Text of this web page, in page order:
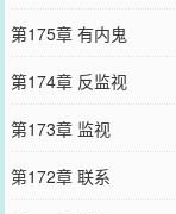
第175章 有内鬼
第174章 反监视
第173章 监视
第172章 联系